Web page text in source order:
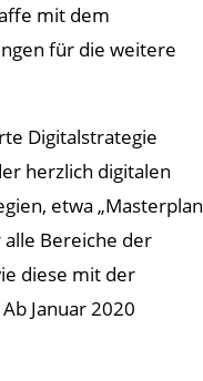
mit dem
für die weitere
Digitalstrategie
herzlich digitalen
etwa „Masterplan
alle Bereiche der
diese mit der
Januar 2020